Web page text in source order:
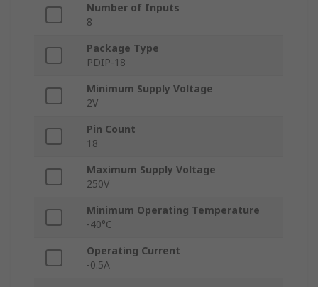
Number of Inputs
8
Package Type
PDIP-18
Minimum Supply Voltage
2V
Pin Count
18
Maximum Supply Voltage
250V
Minimum Operating Temperature
-40°C
Operating Current
-0.5A